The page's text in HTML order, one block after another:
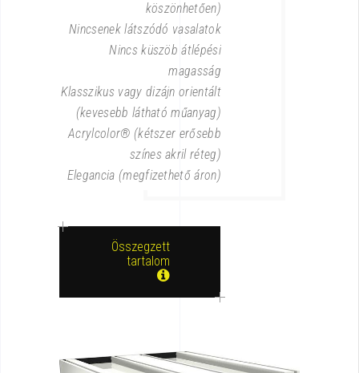
köszönhetően)
Nincsenek látszódó vasalatok
Nincs küszöb átlépési
magasság
Klasszikus vagy dizájn orientált
(kevesebb látható műanyag)
Acrylcolor® (kétszer erősebb
színes akril réteg)
Elegancia (megfizethető áron)
Összegzett
tartalom